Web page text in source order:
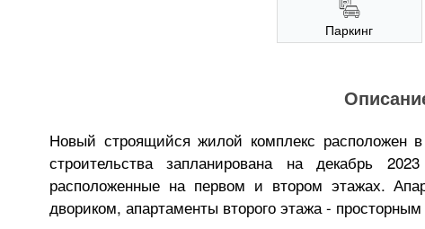
Паркинг
Новый строящийся жилой комплекс
строительства запланирована на декабрь
расположенные на первом и втором этажах.
двориком, апартаменты второго этажа -